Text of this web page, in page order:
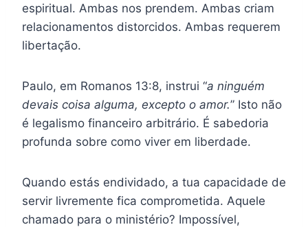
espiritual. Ambas nos prendem. Ambas criam
relacionamentos distorcidos. Ambas requerem
libertação.
Paulo, em Romanos 13:8, instrui “a ninguém
devais coisa alguma, excepto o amor.” Isto não
é legalismo financeiro arbitrário. É sabedoria
profunda sobre como viver em liberdade.
Quando estás endividado, a tua capacidade de
servir livremente fica comprometida. Aquele
chamado para o ministério? Impossível,